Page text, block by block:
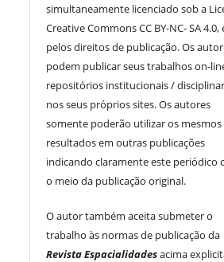
simultaneamente licenciado sob a
Creative Commons CC BY-NC- SA 4.0,
pelos direitos de publicação. Os
podem publicar seus trabalhos on-
repositórios institucionais /
nos seus próprios sites. Os autores
somente poderão utilizar os mesmos
resultados em outras publicações
indicando claramente este periódico
o meio da publicação original.
O autor também aceita submeter o
trabalho às normas de publicação da
Revista Espacialidadesacima